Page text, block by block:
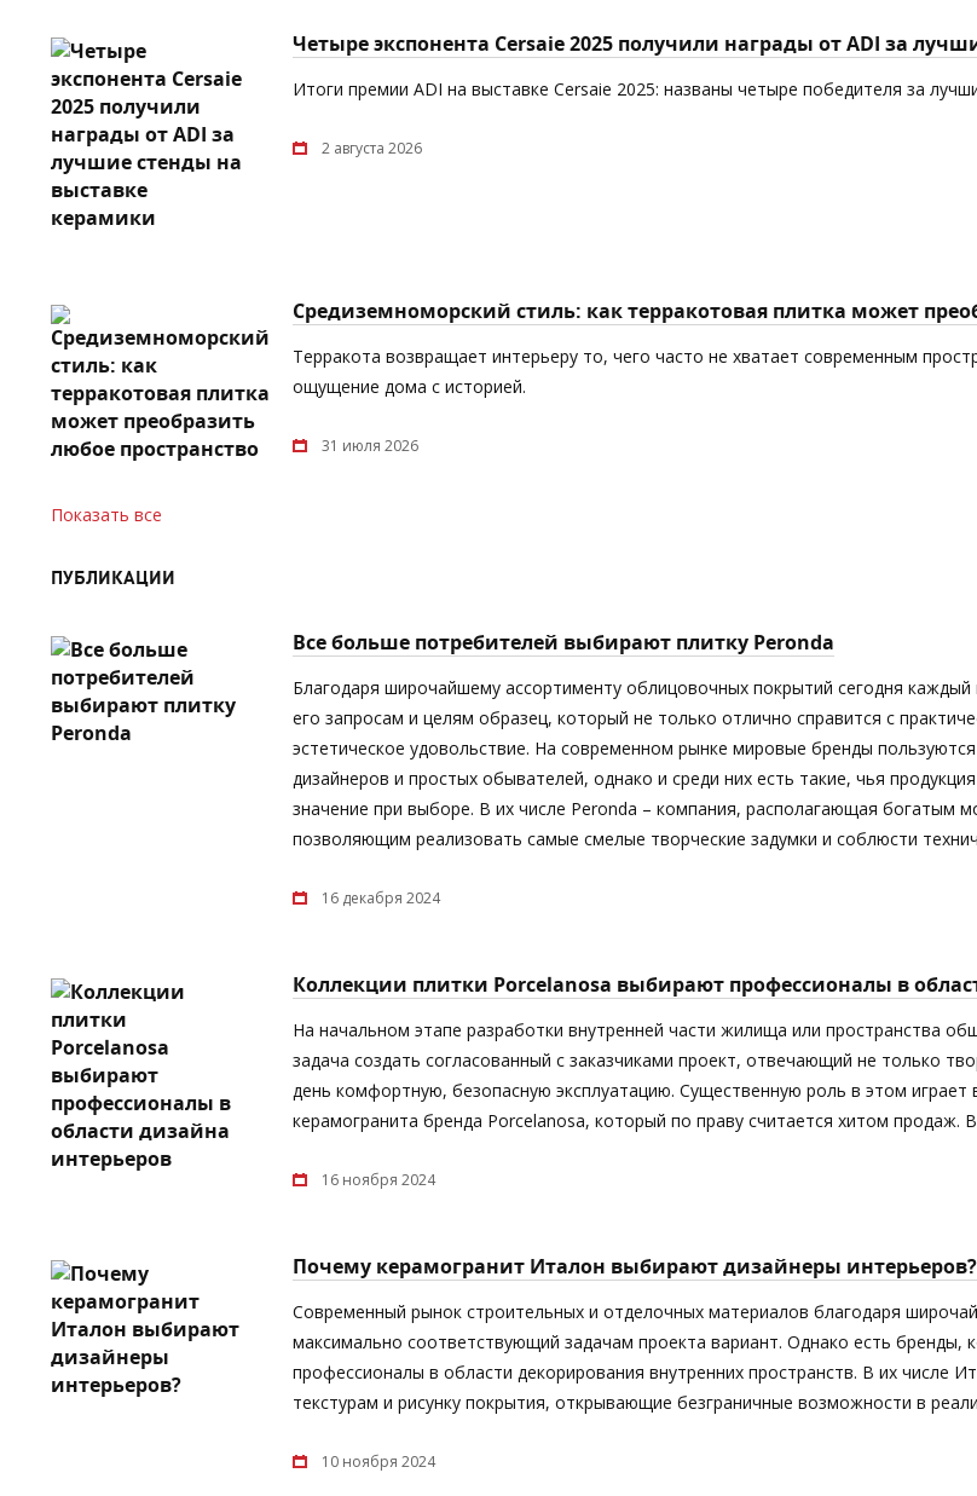
Четыре экспонента Cersaie 2025 получили награды от ADI за
Итоги премии ADI на выставке Cersaie 2025: названы четыре победителя за
2 августа 2026
Средиземноморский стиль: как терракотовая плитка может
Терракота возвращает интерьеру то, чего часто не хватает современным
ощущение дома с историей.
31 июля 2026
Показать все
ПУБЛИКАЦИИ
Все больше потребителей выбирают плитку Peronda
Благодаря широчайшему ассортименту облицовочных покрытий сегодня
его запросам и целям образец, который не только отлично справится с
эстетическое удовольствие. На современном рынке мировые бренды
дизайнеров и простых обывателей, однако и среди них есть такие, чья
значение при выборе. В их числе Peronda – компания, располагающая богатым
позволяющим реализовать самые смелые творческие задумки и соблюсти
16 декабря 2024
Коллекции плитки Porcelanosa выбирают профессионалы в
На начальном этапе разработки внутренней части жилища или пространства
задача создать согласованный с заказчиками проект, отвечающий не только
день комфортную, безопасную эксплуатацию. Существенную роль в этом
керамогранита бренда Porcelanosa, который по праву считается хитом продаж.
16 ноября 2024
Почему керамогранит Италон выбирают дизайнеры интерьеров?
Современный рынок строительных и отделочных материалов благодаря
максимально соответствующий задачам проекта вариант. Однако есть
профессионалы в области декорирования внутренних пространств. В их числе
текстурам и рисунку покрытия, открывающие безграничные возможности в
10 ноября 2024